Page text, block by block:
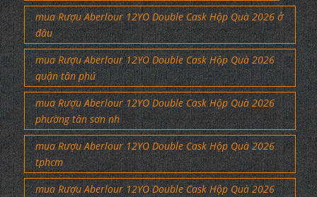
mua Rượu Aberlour 12YO Double Cask Hộp Quà 2026 ở
đâu
mua Rượu Aberlour 12YO Double Cask Hộp Quà 2026
quận tân phú
mua Rượu Aberlour 12YO Double Cask Hộp Quà 2026
phường tân sơn nh
mua Rượu Aberlour 12YO Double Cask Hộp Quà 2026
tphcm
mua Rượu Aberlour 12YO Double Cask Hộp Quà 2026